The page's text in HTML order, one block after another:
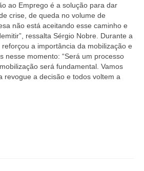
ao Emprego é a solução para dar
crise, de queda no volume de
não está aceitando esse caminho e
ressalta Sérgio Nobre. Durante a
a importância da mobilização e
nesse momento: “Será um processo
será fundamental. Vamos
revogue a decisão e todos voltem a